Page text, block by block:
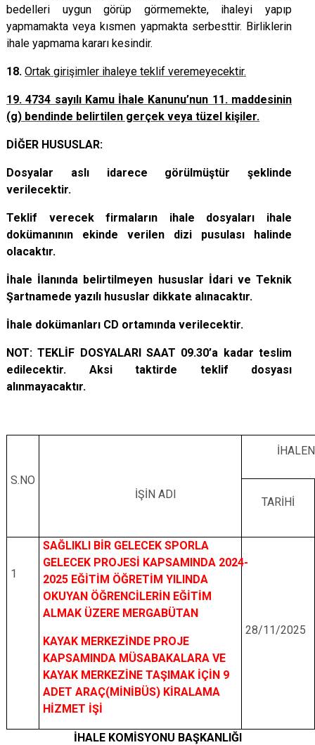
bedelleri uygun görüp görmemekte, ihaleyi yapıp
yapmamakta veya kısmen yapmakta serbesttir. Birliklerin
ihale yapmama kararı kesindir.
18. Ortak girişimler ihaleye teklif veremeyecektir.
19. 4734 sayılı Kamu İhale Kanunu’nun 11. maddesinin
(g) bendinde belirtilen gerçek veya tüzel kişiler.
DİĞER HUSUSLAR:
Dosyalar aslı idarece görülmüştür şeklinde
verilecektir.
Teklif verecek firmaların ihale dosyaları ihale
dokümanının ekinde verilen dizi pusulası halinde
olacaktır.
İhale İlanında belirtilmeyen hususlar İdari ve Teknik
Şartnamede yazılı hususlar dikkate alınacaktır.
İhale dokümanları CD ortamında verilecektir.
NOT: TEKLİF DOSYALARI SAAT 09.30’a kadar teslim
edilecektir. Aksi taktirde teklif dosyası
alınmayacaktır.
S.NO
İŞİN ADI
TARİHİ
1
SAĞLIKLI BİR GELECEK SPORLA
GELECEK PROJESİ KAPSAMINDA 2024-
2025 EĞİTİM ÖĞRETİM YILINDA
OKUYAN ÖĞRENCİLERİN EĞİTİM
ALMAK ÜZERE MERGABÜTAN
KAYAK MERKEZİNDE PROJE
KAPSAMINDA MÜSABAKALARA VE
KAYAK MERKEZİNE TAŞIMAK İÇİN 9
ADET ARAÇ(MİNİBÜS) KİRALAMA
HİZMET İŞİ
28/11/2025
İHALE KOMİSYONU BAŞKANLIĞI